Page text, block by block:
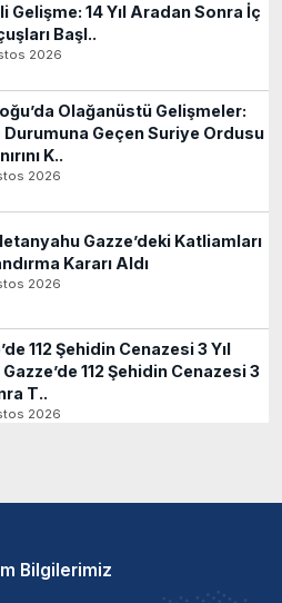
Gelişme: 14 Yıl Aradan Sonra İç
Başl..
2026
Olağanüstü Gelişmeler:
Geçen Suriye Ordusu
K..
2026
Gazze’deki Katliamları
Kararı Aldı
2026
112 Şehidin Cenazesi 3 Yıl
112 Şehidin Cenazesi 3
T..
2026
Bilgilerimiz